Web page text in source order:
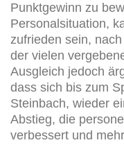
Punktgewinn zu
Personalsituation,
zufrieden sein,
der vielen
Ausgleich jedoch
dass sich bis zum
Steinbach, wieder
Abstieg, die
verbessert und